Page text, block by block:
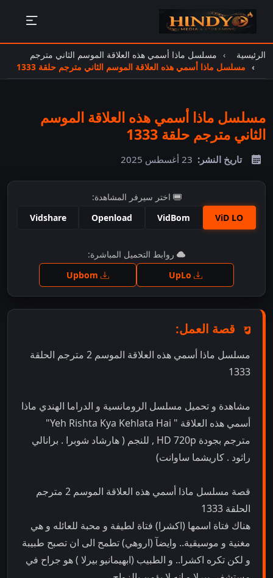
الرئيسية
مسلسل ماذا أسمي هذه العلاقة الموسم الثاني مترجم
مسلسل ماذا أسمي هذه العلاقة الموسم الثاني مترجم حلقة 1333
مسلسل ماذا أسمي هذه العلاقة الموسم
الثاني مترجم حلقة 1333
تاريخ النشر: 23 أغسطس 2025
اختر سيرفر المشاهدة:
ViD LO
VidBom
Openload
Vidshare
اضغط للمشاهدة
روابط التحميل المباشرة:
قصة العمل:
مسلسل ماذا أسمي هذه العلاقة الموسم 2 مترجم الحلقة
1333
مشاهدة و تحميل مسلسل الرومانسية و الدراما الهندي ماذا
أسمي هذه العلاقة " Yeh Rishta Kya Kehlata Hai"
مترجم بجودة HD 720p , للنجم ( هارشاد شوبرا . برانالي
راثود . كاريشما ساوانت)
قصة مسلسل ماذا أسمي هذه العلاقة الموسم 2 مترجم
الحلقة 1333
هناك فتاة اسمها (اكشرا) فتاة لطيفة و محبة للعائله و هي
مغنية و موسيقية.. وايضآ (اروهي) تطمح الى ان تصبح طبيبة
و لكن تكره اكشرا.. و الطبيب (ابهيمانيو بيرلا ) هو جراح في